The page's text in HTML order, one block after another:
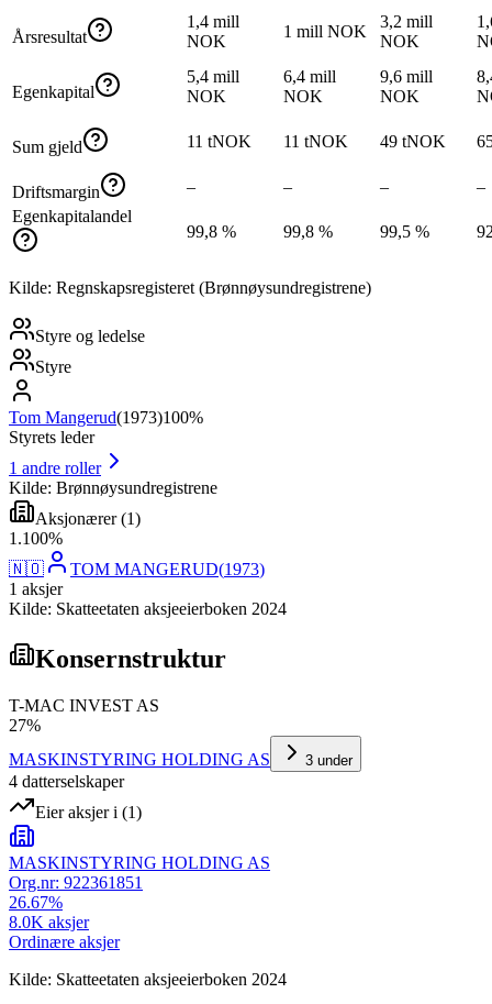
Årsresultat
1,4 mill
NOK
1 mill NOK
3,2 mill
NOK
Egenkapital
5,4 mill
NOK
6,4 mill
NOK
9,6 mill
NOK
Sum gjeld 11 tNOK 11 tNOK 49 tNOK
Driftsmargin – – –
–
Egenkapitalandel
99,8 %
99,8 % 99,5 %
Kilde: Regnskapsregisteret (Brønnøysundregistrene)
Styre og ledelse
Styre
Tom Mangerud(1973)100%
Styrets leder
1 andre roller
Kilde: Brønnøysundregistrene
Aksjonærer(1)
1 .100%
🇳🇴
TOM MANGERUD(1973)
1 aksjer
Kilde: Skatteetaten aksjeeierboken 2024
Konsernstruktur
T-MAC INVEST AS
27%
MASKINSTYRING HOLDING AS
3 under
4 datterselskaper
Eier aksjer i (1)
MASKINSTYRING HOLDING AS
Org.nr: 922361851
26.67%
8.0K aksjer
Ordinære aksjer
Kilde: Skatteetaten aksjeeierboken 2024